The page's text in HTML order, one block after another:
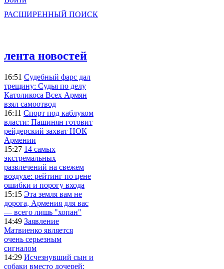
РАСШИРЕННЫЙ ПОИСК
лента новостей
16:51 Судебный фарс дал
трещину: Судья по делу
Католикоса Всех Армян
взял самоотвод
16:11 Спорт под каблуком
власти: Пашинян готовит
рейдерский захват НОК
Армении
15:27 14 самых
экстремальных
развлечений на свежем
воздухе: рейтинг по цене
ошибки и порогу входа
15:15 Эта земля вам не
дорога, Армения для вас
— всего лишь "хопан"
14:49 Заявление
Матвиенко является
очень серьезным
сигналом
14:29 Исчезнувший сын и
собаки вместо дочерей: